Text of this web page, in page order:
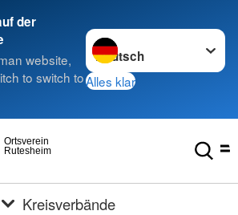
der
website,
to switch to
Sprache wechseln zu
Alles klar
Rutesheim
Ortsverein
Kreisverbände